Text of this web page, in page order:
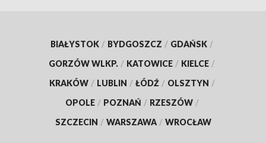
BIAŁYSTOK / BYDGOSZCZ / GDAŃSK /
GORZÓW WLKP. / KATOWICE / KIELCE /
KRAKÓW / LUBLIN / ŁÓDŹ / OLSZTYN /
OPOLE / POZNAŃ / RZESZÓW /
SZCZECIN / WARSZAWA / WROCŁAW